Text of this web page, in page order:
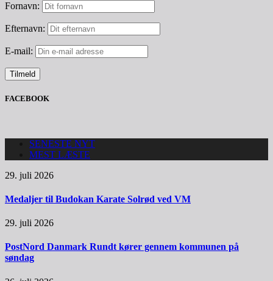
Fornavn:
Efternavn:
E-mail:
FACEBOOK
SENESTE NYT
MEST LÆSTE
29. juli 2026
Medaljer til Budokan Karate Solrød ved VM
29. juli 2026
PostNord Danmark Rundt kører gennem kommunen på
søndag